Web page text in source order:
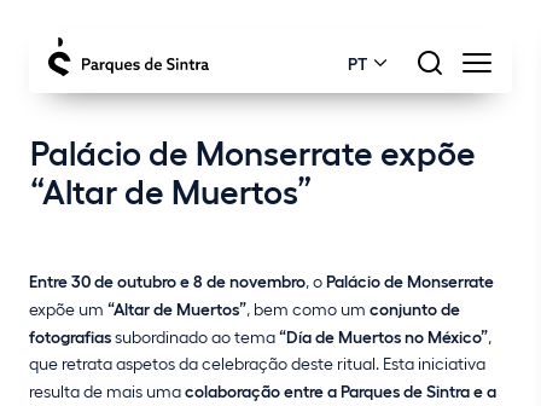
PT
Palácio de Monserrate expõe
“Altar de Muertos”
Entre 30 de outubro e 8 de novembro, oPalácio de Monserrate
expõe um “Altar de Muertos”, bem como um conjunto de
fotografiassubordinado ao tema“Día de Muertos no México”,
que retrata aspetos da celebração deste ritual. Esta iniciativa
resulta de mais umacolaboração entre a Parques de Sintra e a